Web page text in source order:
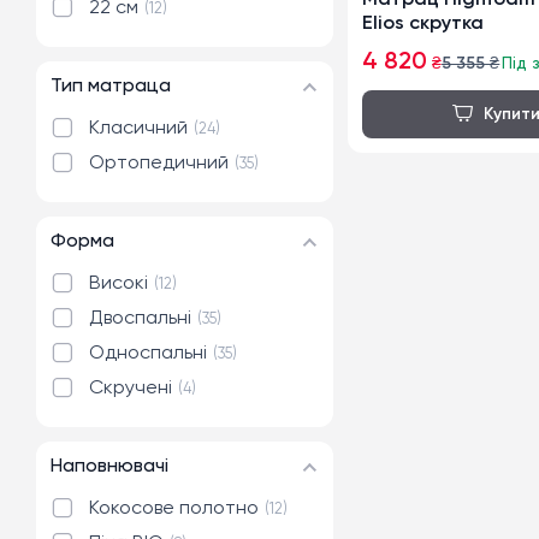
22 см 12
Тип матраца
Класичний 24
Ортопедичний 35
Форма
Високі 12
Двоспальні 35
Односпальні 35
Скручені 4
Наповнювачі
Кокосове полотно 12
Elios скрутка
4 820 ₴5 355₴ Під